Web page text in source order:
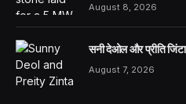
August 8, 2026
सनी देओल और प्रीति
August 7, 2026